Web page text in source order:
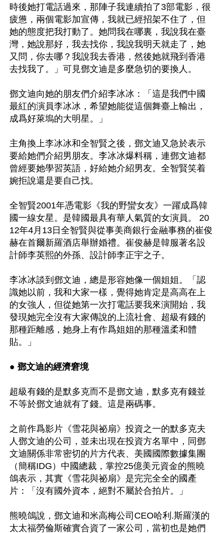
時後她打電話過來，那陣子我連續拍了3部電影，很
疲憊，兩個電影加宣傳，我就已經招架不住了，但
她的態度把我打動了。她問我在哪裏，我說我在臺
灣，她說那好，我去找你，我說我明天就走了，她
又問，你去哪？我說我去香港，然後她就飛到香港
去找我了。」可見鄧文迪是多麼急切的要換人。
鄧文迪向她的朋友們介紹李冰冰：「這是我們中國
最紅的演員李冰冰，希望她能從這個舞臺上輸出，
成爲好萊塢的大明星。」
主角換上李冰冰和全智賢之後，鄧文迪又急於表示
要給她們介紹男朋友。李冰冰爆料稱，連鄧文迪都
曾經要她學習英語，好給她介紹男友。全智賢笑着
婉拒說還是要自己找。
全智賢2001年憑電影《我的野蠻女友》一躍成爲韓
國一線女星。是韓國最具有華人氣質的女演員。 20
12年4月13日全智賢與從事美商銀行金融事務的崔俊
赫在首爾新羅酒店舉辦婚禮。崔俊赫是韓服著名設
計師李英熙的外孫、設計師李正宇之子。
李冰冰談到鄧文迪，總是形容她像一個姐姐。「認
識她以前，我和大家一樣，覺得她肯定是高高在上
的女強人，但從她第一次打電話要我來演開始，我
發現她完全沒有大家傳說的上流社會、超級有錢的
那種距離感，她身上有作爲姐姐的那種溫柔和體
貼。」
● 鄧文迪的經濟窘境
超級有錢的是默多克而不是鄧文迪，默多克有錢並
不等於鄧文迪就有了錢。這是兩碼事。
之前作爲影片《雪花與祕扇》投資之一的默多克夫
人鄧文迪的公司，並未出現在投資方名單中，同鄧
文迪關係非常密切的片方代表、美國國際數據集團
（簡稱IDG）中國總裁，掌控25億美元資金的熊曉
鴿表示，其實《雪花與祕扇》是完完全全的國產
片：「沒有國外資本，絕對不屬於合拍片。」
熊曉鴿說，鄧文迪和米高梅公司CEO哈利.斯羅漢的
太太福勞倫斯確實合資了一家公司，當初也是她們